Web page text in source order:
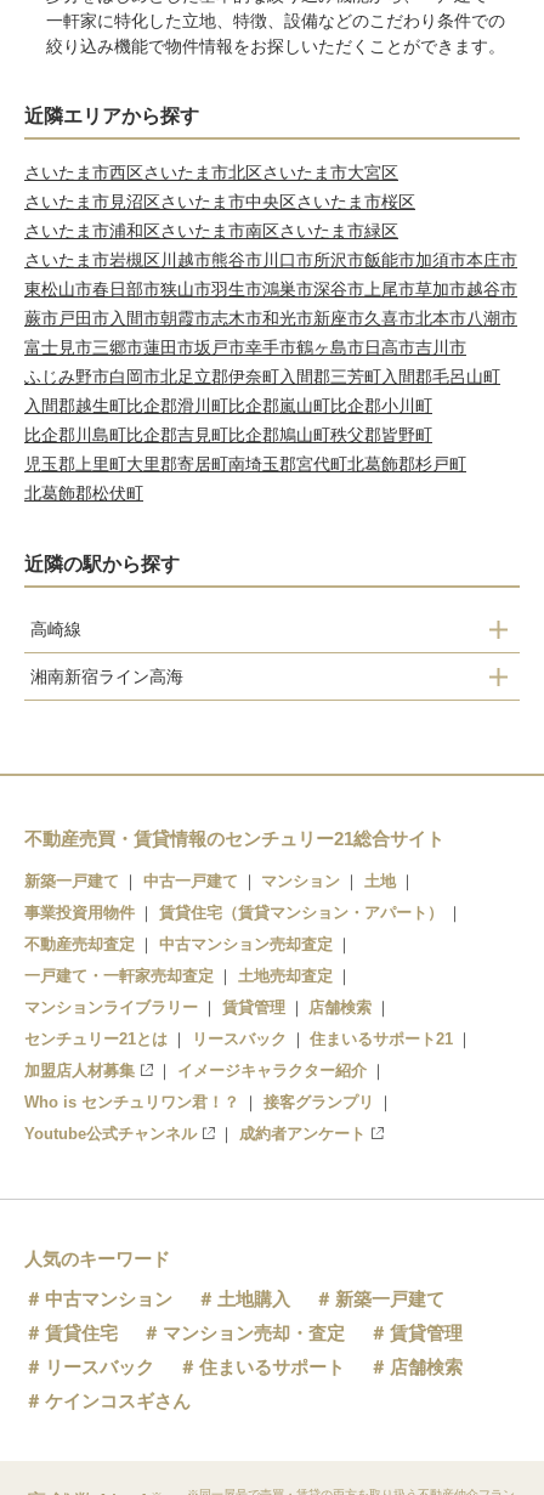
一軒家に特化した立地、特徴、設備などのこだわり条件での
絞り込み機能で物件情報をお探しいただくことができます。
近隣エリアから探す
さいたま市西区さいたま市北区さいたま市大宮区
さいたま市見沼区さいたま市中央区さいたま市桜区
さいたま市浦和区さいたま市南区さいたま市緑区
さいたま市岩槻区川越市熊谷市川口市所沢市飯能市加須市本庄市
東松山市春日部市狭山市羽生市鴻巣市深谷市 上尾市草加市越谷市
蕨市戸田市入間市朝霞市志木市和光市新座市久喜市北本市八潮市
富士見市三郷市蓮田市坂戸市幸手市鶴ヶ島市日高市吉川市
ふじみ野市白岡市北足立郡伊奈町入間郡三芳町入間郡毛呂山町
入間郡越生町比企郡滑川町比企郡嵐山町比企郡小川町
比企郡川島町比企郡吉見町比企郡鳩山町秩父郡皆野町
児玉郡上里町大里郡寄居町南埼玉郡宮代町北葛飾郡杉戸町
北葛飾郡松伏町
近隣の駅から探す
高崎線
桶川駅
湘南新宿ライン高海
不動産売買・賃貸情報のセンチュリー21総合サイト
新築一戸建て 中古一戸建て マンション
土地
事業投資用物件
賃貸住宅（賃貸マンション・アパート）
不動産売却査定
中古マンション売却査定
一戸建て・一軒家売却査定
土地売却査定
マンションライブラリー
賃貸管理
店舗検索
センチュリー21とは
リースバック
住まいるサポート21
加盟店人材募集
イメージキャラクター紹介
Who is センチュリワン君！？
接客グランプリ
Youtube公式チャンネル
成約者アンケート
人気のキーワード
中古マンション
土地購入
新築一戸建て
賃貸住宅
マンション売却・査定
賃貸管理
リースバック
住まいるサポート
店舗検索
ケインコスギさん